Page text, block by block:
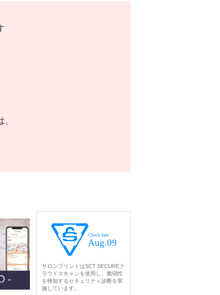
サロンプリントはSCT SECUREク
ラウドスキャンを使用し、脆弱性
を検知するセキュリティ診断を実
施しています。